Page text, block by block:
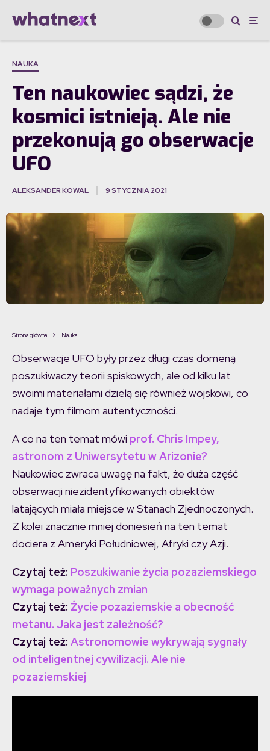
NAUKA
Ten naukowiec sądzi, że
kosmici istnieją. Ale nie
przekonują go obserwacje
UFO
ALEKSANDER KOWAL 9 STYCZNIA 2021
Strona główna Nauka
Obserwacje UFO były przez długi czas domeną
poszukiwaczy teorii spiskowych, ale od kilku lat
swoimi materiałami dzielą się również wojskowi, co
nadaje tym filmom autentyczności.
A co na ten temat mówi prof. Chris Impey,
astronom z Uniwersytetu w Arizonie?
Naukowiec zwraca uwagę na fakt, że duża część
obserwacji niezidentyfikowanych obiektów
latających miała miejsce w Stanach Zjednoczonych.
Z kolei znacznie mniej doniesień na ten temat
dociera z Ameryki Południowej, Afryki czy Azji.
Czytaj też: Poszukiwanie życia pozaziemskiego
wymaga poważnych zmian
Czytaj też: Życie pozaziemskie a obecność
metanu. Jaka jest zależność?
Czytaj też: Astronomowie wykrywają sygnały
od inteligentnej cywilizacji. Ale nie
pozaziemskiej